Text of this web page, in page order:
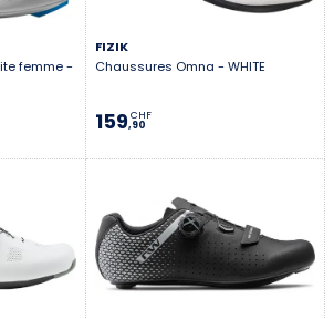
femme -
FIZIK
Chaussures Omna - WHITE
159,90
CHF